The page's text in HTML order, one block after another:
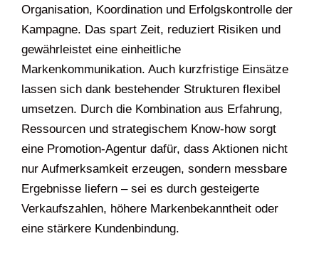
Organisation, Koordination und Erfolgskontrolle der
Kampagne. Das spart Zeit, reduziert Risiken und
gewährleistet eine einheitliche
Markenkommunikation. Auch kurzfristige Einsätze
lassen sich dank bestehender Strukturen flexibel
umsetzen. Durch die Kombination aus Erfahrung,
Ressourcen und strategischem Know-how sorgt
eine Promotion-Agentur dafür, dass Aktionen nicht
nur Aufmerksamkeit erzeugen, sondern messbare
Ergebnisse liefern – sei es durch gesteigerte
Verkaufszahlen, höhere Markenbekanntheit oder
eine stärkere Kundenbindung.